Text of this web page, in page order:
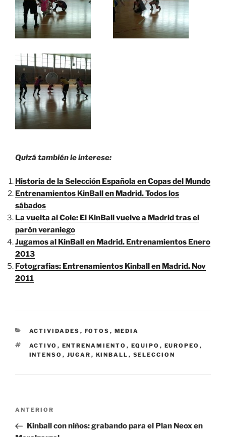
Quizá también le interese:
Historia de la Selección Española en Copas del Mundo
Entrenamientos KinBall en Madrid. Todos los
sábados
La vuelta al Cole: El KinBall vuelve a Madrid tras el
parón veraniego
Jugamos al KinBall en Madrid. Entrenamientos Enero
2013
Fotografias: Entrenamientos Kinball en Madrid. Nov
2011
CATEGORÍAS
ACTIVIDADES , FOTOS , MEDIA
ETIQUETAS
ACTIVO , ENTRENAMIENTO , EQUIPO , EUROPEO ,
INTENSO , JUGAR , KINBALL , SELECCION
Navegación
entradas
Entrada
anterior:
ANTERIOR
Kinball con niños: grabando para el Plan Neox en